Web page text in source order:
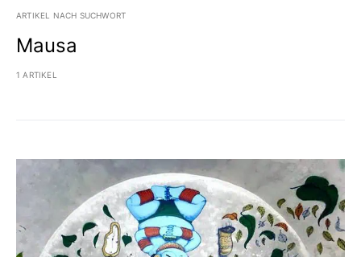
ARTIKEL NACH SUCHWORT
Mausa
1 ARTIKEL